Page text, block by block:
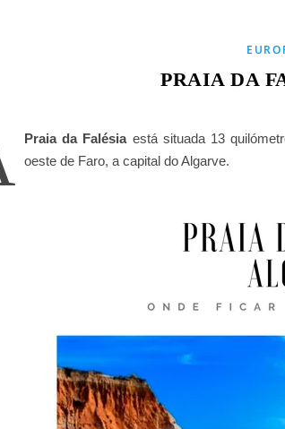
PRAIA DA
Praia da Falésiaestá situada 13
oeste de Faro, a capital do Algarve.